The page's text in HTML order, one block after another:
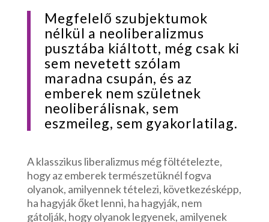
Megfelelő szubjektumok
nélkül a neoliberalizmus
pusztába kiáltott, még csak ki
sem nevetett szólam
maradna csupán, és az
emberek nem születnek
neoliberálisnak, sem
eszmeileg, sem gyakorlatilag.
A klasszikus liberalizmus még föltételezte,
hogy az emberek természetüknél fogva
olyanok, amilyennek tételezi, következésképp,
ha hagyják őket lenni, ha hagyják, nem
gátolják, hogy olyanok legyenek, amilyenek